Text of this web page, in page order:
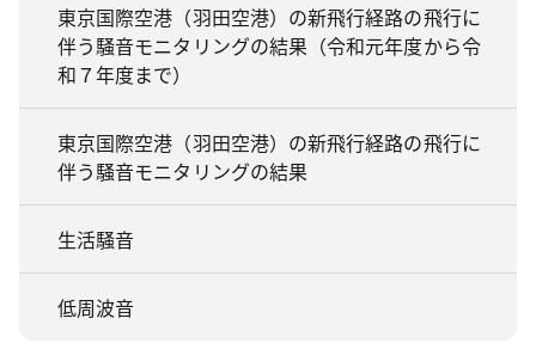
東京国際空港（羽田空港）の新飛行経路の飛行に
伴う騒音モニタリングの結果（令和元年度から令
和７年度まで）
東京国際空港（羽田空港）の新飛行経路の飛行に
伴う騒音モニタリングの結果
生活騒音
低周波音